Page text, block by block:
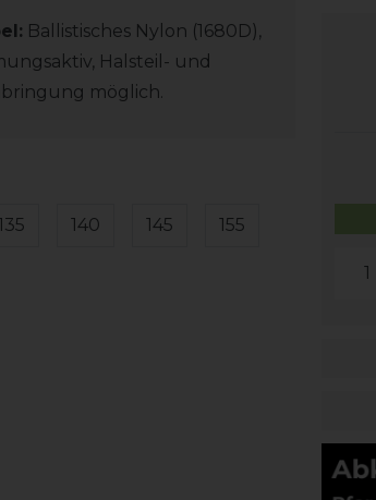
Ballistisches Nylon (1680D),
Halsteil- und
möglich.
140 145 155